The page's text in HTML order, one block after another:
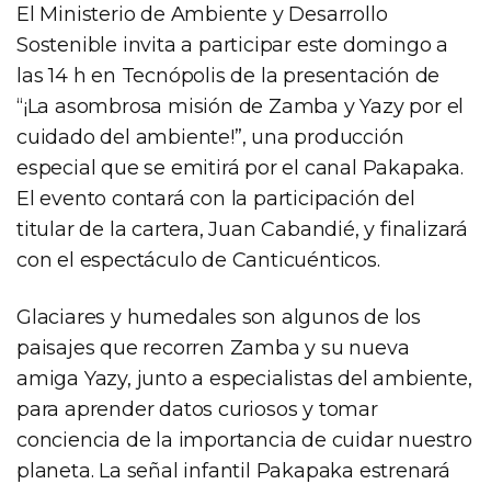
El Ministerio de Ambiente y Desarrollo
Sostenible invita a participar este domingo a
las 14 h en Tecnópolis de la presentación de
“¡La asombrosa misión de Zamba y Yazy por el
cuidado del ambiente!”, una producción
especial que se emitirá por el canal Pakapaka.
El evento contará con la participación del
titular de la cartera, Juan Cabandié, y finalizará
con el espectáculo de Canticuénticos.
Glaciares y humedales son algunos de los
paisajes que recorren Zamba y su nueva
amiga Yazy, junto a especialistas del ambiente,
para aprender datos curiosos y tomar
conciencia de la importancia de cuidar nuestro
planeta. La señal infantil Pakapaka estrenará